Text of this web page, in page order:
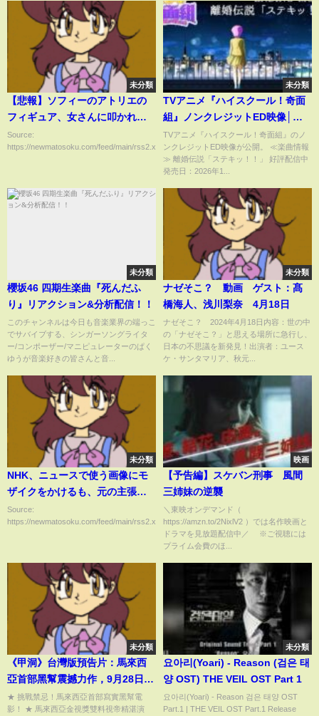
未分類
【悲報】ソフィーのアトリエの
フィギュア、女さんに叩かれま
くってしまう… （画像あり）
Source:
https://newmatosoku.com/feed/main/rss2.xml...
未分類
TVアニメ『ハイスクール！奇面
組』ノンクレジットED映像│離
婚伝説「ステキッ！！」
TVアニメ『ハイスクール！奇面組』のノ
ンクレジットED映像が公開。 ≪楽曲情報
≫ 離婚伝説「ステキッ！！」 好評配信中
発売日：2026年1...
未分類
櫻坂46 四期生楽曲『死んだふ
り』リアクション&分析配信！！
このチャンネルは今日も音楽業界の端っこ
でサバイブする、シンガーソングライタ
ー/コンポーザー/マニピュレーターのぱく
ゆうが音楽好きの皆さんと音...
未分類
ナゼそこ？ 動画 ゲスト：髙
橋海人、浅川梨奈 4月18日
ナゼそこ？ 2024年4月18日内容：世の中
の「ナゼそこ？」と思える場所に急行し、
日本の不思議を新発見！出演者：ユース
ケ・サンタマリア、秋元...
未分類
NHK、ニュースで使う画像にモ
ザイクをかけるも、元の主張が
強すぎて貫通してしまう！一発
で分かるわこんなのｗｗｗｗ
Source:
https://newmatosoku.com/feed/main/rss2.xml...
映画
【予告編】スケバン刑事 風間
三姉妹の逆襲
＼東映オンデマンド（
https://amzn.to/2NixlV2 ）では名作映画と
ドラマを見放題配信中／ ※ご視聴には
プライム会費のほ...
未分類
《甲洞》台灣版預告片：馬來西
亞首部黑幫震撼力作，9月28日永
不回頭！
★ 挑戰禁忌！馬來西亞首部寫實黑幫電
影！ ★ 馬來西亞金視獎雙料視帝精湛演
未分類
요아리(Yoari) - Reason (검은 태
양 OST) THE VEIL OST Part 1
요아리(Yoari) - Reason 검은 태양 OST
Part.1 | THE VEIL OST Part.1 Release